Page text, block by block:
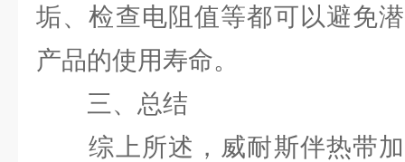
垢、检查电阻值等都可以避免
产品的使用寿命。
三、总结
综上所述，威耐斯伴热带加